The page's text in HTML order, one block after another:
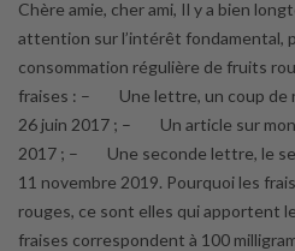
Chère amie, cher ami, Il y a bien
attention sur l’intérêt fondamental,
consommation régulière de fruits
fraises : – Une lettre, un coup de
26 juin 2017 ; – Un article sur
2017 ; – Une seconde lettre, le
11 novembre 2019. Pourquoi les
rouges, ce sont elles qui apportent
fraises correspondent à 100